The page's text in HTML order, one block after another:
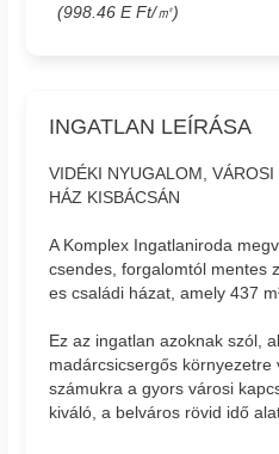
(998.46 E Ft/㎡)
INGATLAN LEÍRÁSA
VIDÉKI NYUGALOM,
HÁZ KISBÁCSÁN
A Komplex Ingatlaniroda
csendes, forgalomtól mentes
es családi házat, amely 437
Ez az ingatlan azoknak szól,
madárcsicsergős
számukra a gyors városi
kiváló, a belváros rövid idő